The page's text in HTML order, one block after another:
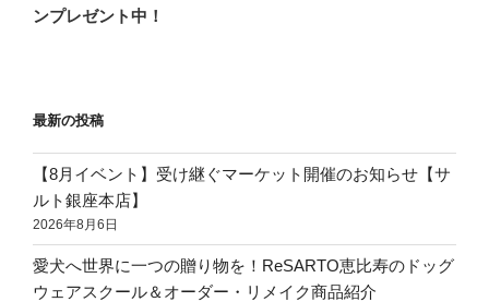
ンプレゼント中！
最新の投稿
【8月イベント】受け継ぐマーケット開催のお知らせ【サ
ルト銀座本店】
2026年8月6日
愛犬へ世界に一つの贈り物を！ReSARTO恵比寿のドッグ
ウェアスクール＆オーダー・リメイク商品紹介